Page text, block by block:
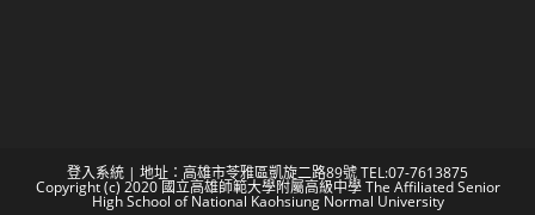
登入系統 | 地址：高雄市苓雅區凱旋二路89號 TEL:07-7613875
Copyright (c) 2020 國立高雄師範大學附屬高級中學 The Affiliated Senior
High School of National Kaohsiung Normal University